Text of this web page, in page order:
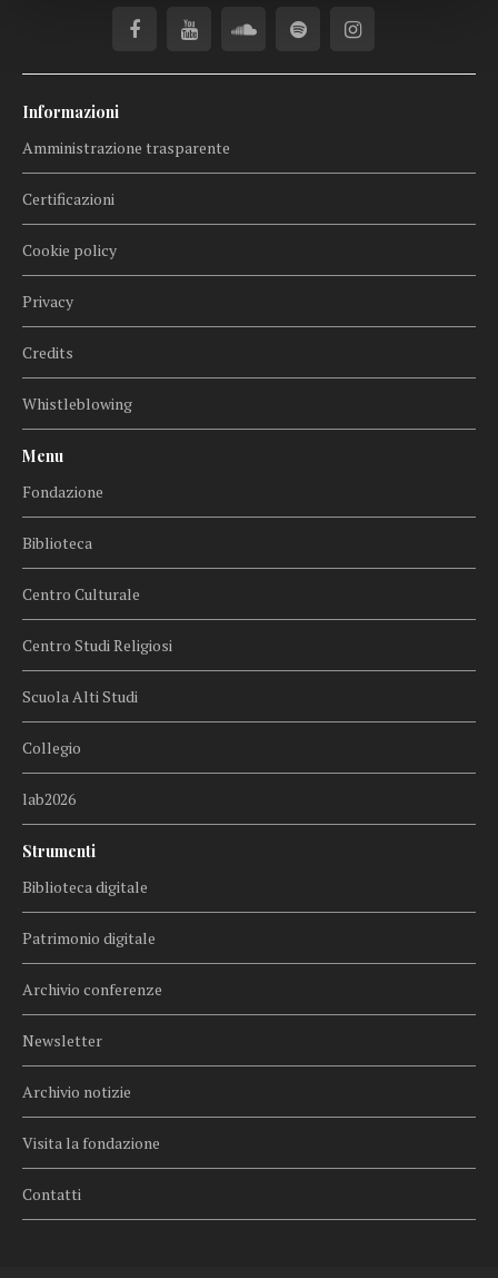
Informazioni
Amministrazione trasparente
Certificazioni
Cookie policy
Privacy
Credits
Whistleblowing
Menu
Fondazione
Biblioteca
Centro Culturale
Centro Studi Religiosi
Scuola Alti Studi
Collegio
lab2026
Strumenti
Biblioteca digitale
Patrimonio digitale
Archivio conferenze
Newsletter
Archivio notizie
Visita la fondazione
Contatti